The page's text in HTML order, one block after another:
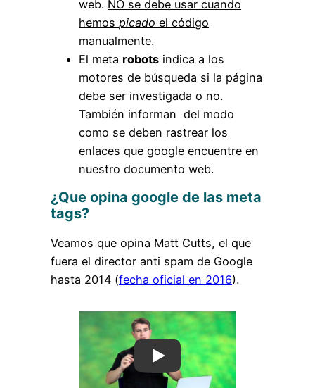
web. NO se debe usar cuando
hemos picado el código
manualmente.
El meta robots indica a los
motores de búsqueda si la página
debe ser investigada o no.
También informan del modo
como se deben rastrear los
enlaces que google encuentre en
nuestro documento web.
¿Que opina google de las meta
tags?
Veamos que opina Matt Cutts, el que
fuera el director anti spam de Google
hasta 2014 (fecha oficial en 2016).
Play